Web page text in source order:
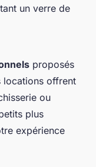
un verre de
proposés
locations offrent
ou
plus
expérience